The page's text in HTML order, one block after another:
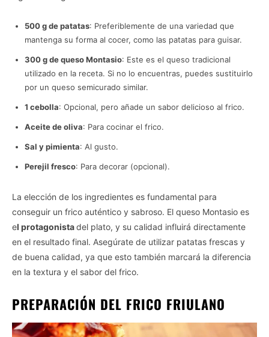
500 g de patatas: Preferiblemente de una variedad que
mantenga su forma al cocer, como las patatas para guisar.
300 g de queso Montasio: Este es el queso tradicional
utilizado en la receta. Si no lo encuentras, puedes sustituirlo
por un queso semicurado similar.
1 cebolla: Opcional, pero añade un sabor delicioso al frico.
Aceite de oliva: Para cocinar el frico.
Sal y pimienta: Al gusto.
Perejil fresco: Para decorar (opcional).
La elección de los ingredientes es fundamental para
conseguir un frico auténtico y sabroso. El queso Montasio es
el protagonistadel plato, y su calidad influirá directamente
en el resultado final. Asegúrate de utilizar patatas frescas y
de buena calidad, ya que esto también marcará la diferencia
en la textura y el sabor del frico.
PREPARACIÓN DEL FRICO FRIULANO